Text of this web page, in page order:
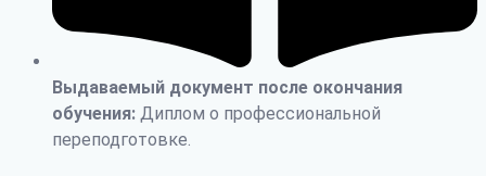
Выдаваемый документ после окончания
обучения: Диплом о профессиональной
переподготовке.